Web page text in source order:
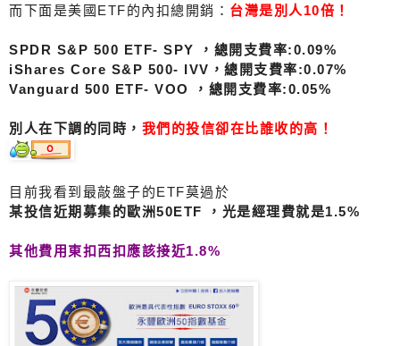
而下面是美國ETF的內扣總開銷： 台灣是別人10倍！
SPDR S&P 500 ETF- SPY ，總開支費率:0.09%
iShares Core S&P 500- IVV，總開支費率:0.07%
Vanguard 500 ETF- VOO ，總開支費率:0.05%
別人在下調的同時， 我們的投信卻在比誰收的高！
目前我看到最敲盤子的ETF莫過於
某投信近期募集的歐洲50ETF ，光是經理費就是1.5%
其他費用東扣西扣應該接近1.8%